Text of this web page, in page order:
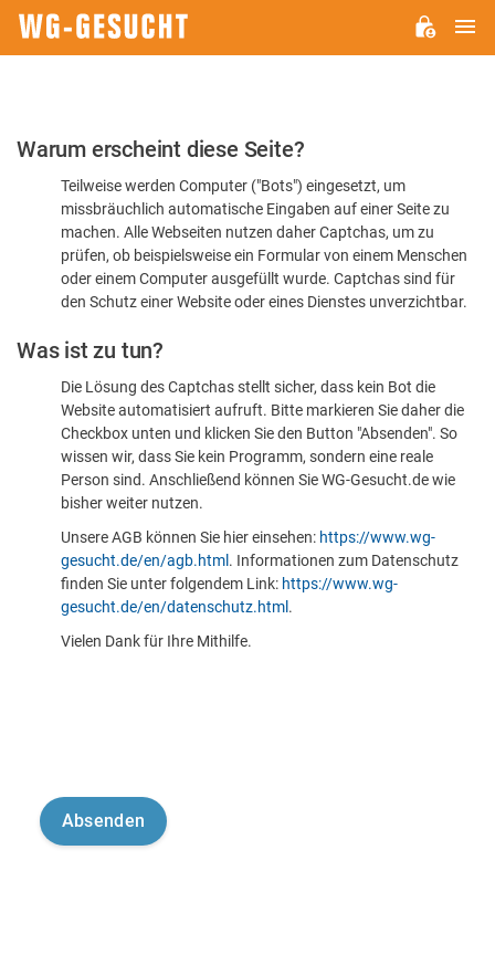
Bitte
dass
sind
Warum erscheint diese Seite?
Teilweise werden Computer ("Bots") eingesetzt, um
missbräuchlich automatische Eingaben auf einer Seite zu
machen. Alle Webseiten nutzen daher Captchas, um zu
prüfen, ob beispielsweise ein Formular von einem Menschen
oder einem Computer ausgefüllt wurde. Captchas sind für
den Schutz einer Website oder eines Dienstes unverzichtbar.
Was ist zu tun?
Die Lösung des Captchas stellt sicher, dass kein Bot die
Website automatisiert aufruft. Bitte markieren Sie daher die
Checkbox unten und klicken Sie den Button "Absenden". So
wissen wir, dass Sie kein Programm, sondern eine reale
Person sind. Anschließend können Sie WG-Gesucht.de wie
bisher weiter nutzen.
Unsere AGB können Sie hier einsehen: https://www.wg-
gesucht.de/en/agb.html . Informationen zum Datenschutz
finden Sie unter folgendem Link: https://www.wg-
gesucht.de/en/datenschutz.html .
Vielen Dank für Ihre Mithilfe.